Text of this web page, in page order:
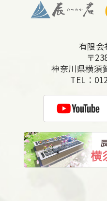
有限
〒
神奈川県横須
TEL：